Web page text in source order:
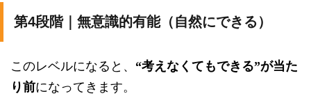
第4段階｜無意識的有能（自然にできる）
このレベルになると、 “考えなくてもできる”が当た
り前になってきます。